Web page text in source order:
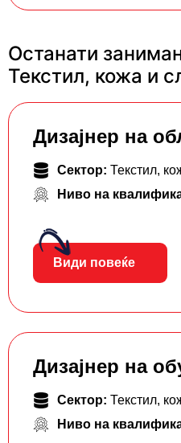
Останати
Текстил, кожа и
Дизајнер на
Сектор: Текстил,
Ниво на
Види повеќе
Дизајнер на
Сектор: Текстил,
Ниво на